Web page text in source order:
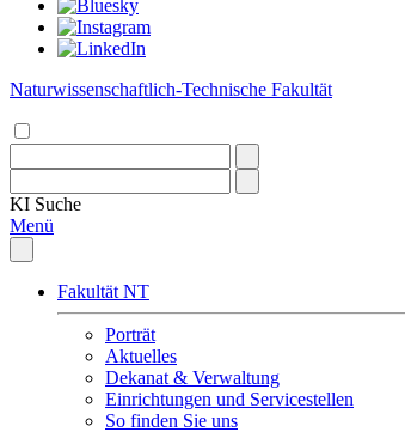
Naturwissenschaftlich-Technische Fakultät
KI Suche
Menü
Fakultät NT
Porträt
Aktuelles
Dekanat & Verwaltung
Einrichtungen und Servicestellen
So finden Sie uns